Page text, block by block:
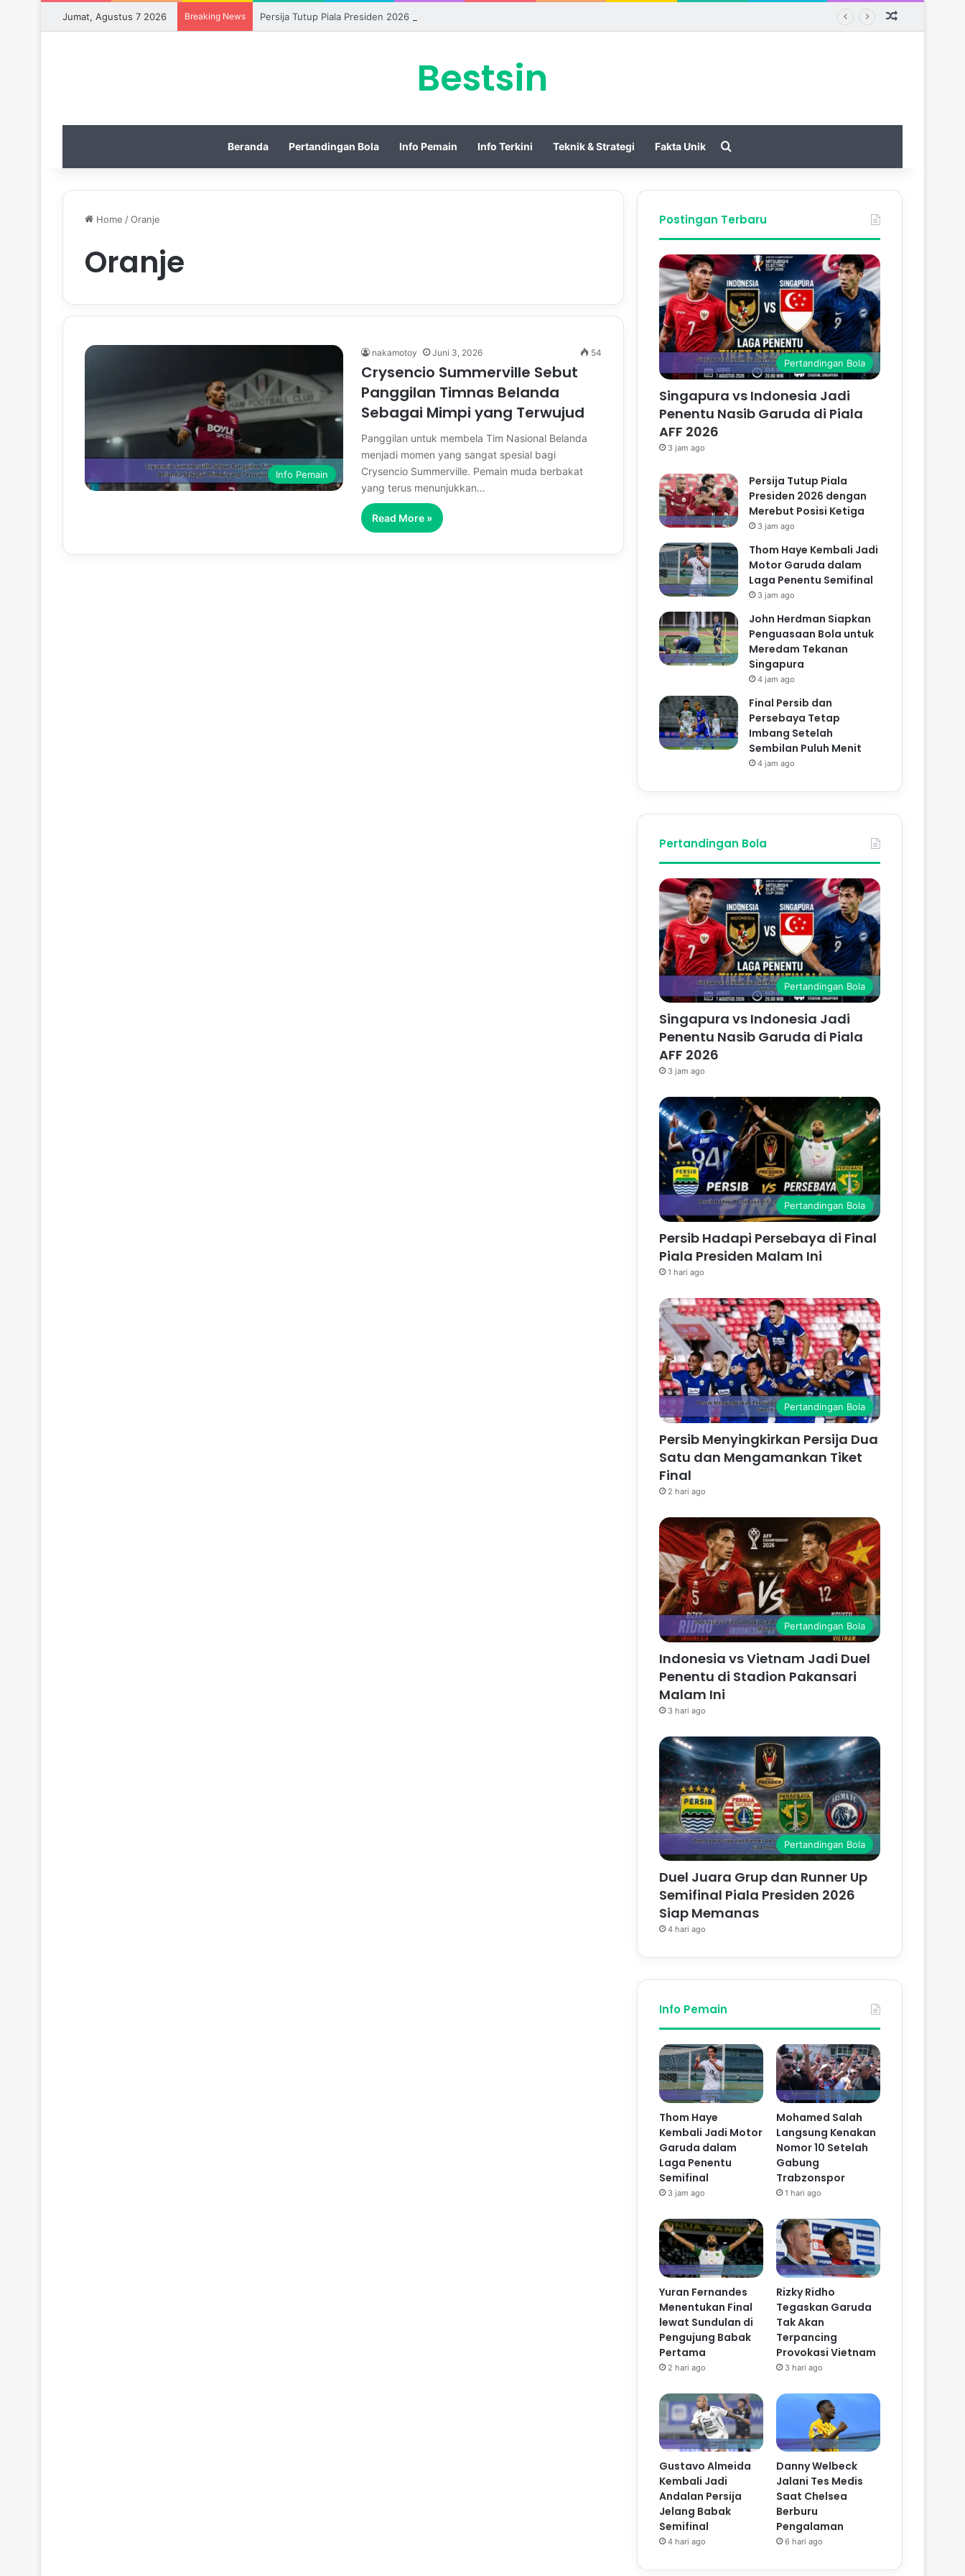
Jumat, Agustus 7 2026 Breaking News Persija Tutup Piala Presiden 2026 dengan Merebut Posisi Ketiga
Bestsin
Beranda Pertandingan Bola Info Pemain Info Terkini Teknik & Strategi Fakta Unik
Home /Oranje
Oranje
Info Pemain
nakamotoy Juni 3, 2026 54
Crysencio Summerville Sebut
Panggilan Timnas Belanda
Sebagai Mimpi yang Terwujud
Panggilan untuk membela Tim Nasional Belanda
menjadi momen yang sangat spesial bagi
Crysencio Summerville. Pemain muda berbakat
yang terus menunjukkan…
Read More »
Postingan Terbaru
Pertandingan Bola
Singapura vs Indonesia Jadi
Penentu Nasib Garuda di Piala
AFF 2026
3 jam ago
Persija Tutup Piala
Presiden 2026 dengan
Merebut Posisi Ketiga
3 jam ago
Thom Haye Kembali Jadi
Motor Garuda dalam
Laga Penentu Semifinal
3 jam ago
John Herdman Siapkan
Penguasaan Bola untuk
Meredam Tekanan
Singapura
4 jam ago
Final Persib dan
Persebaya Tetap
Imbang Setelah
Sembilan Puluh Menit
4 jam ago
Pertandingan Bola
Pertandingan Bola
Singapura vs Indonesia Jadi
Penentu Nasib Garuda di Piala
AFF 2026
3 jam ago
Pertandingan Bola
Persib Hadapi Persebaya di Final
Piala Presiden Malam Ini
1 hari ago
Pertandingan Bola
Persib Menyingkirkan Persija Dua
Satu dan Mengamankan Tiket
Final
2 hari ago
Pertandingan Bola
Indonesia vs Vietnam Jadi Duel
Penentu di Stadion Pakansari
Malam Ini
3 hari ago
Pertandingan Bola
Duel Juara Grup dan Runner Up
Semifinal Piala Presiden 2026
Siap Memanas
4 hari ago
Info Pemain
Thom Haye
Kembali Jadi Motor
Garuda dalam
Laga Penentu
Semifinal
3 jam ago
Mohamed Salah
Langsung Kenakan
Nomor 10 Setelah
Gabung
Trabzonspor
1 hari ago
Yuran Fernandes
Menentukan Final
lewat Sundulan di
Pengujung Babak
Pertama
2 hari ago
Rizky Ridho
Tegaskan Garuda
Tak Akan
Terpancing
Provokasi Vietnam
3 hari ago
Gustavo Almeida
Kembali Jadi
Andalan Persija
Jelang Babak
Semifinal
4 hari ago
Danny Welbeck
Jalani Tes Medis
Saat Chelsea
Berburu
Pengalaman
6 hari ago